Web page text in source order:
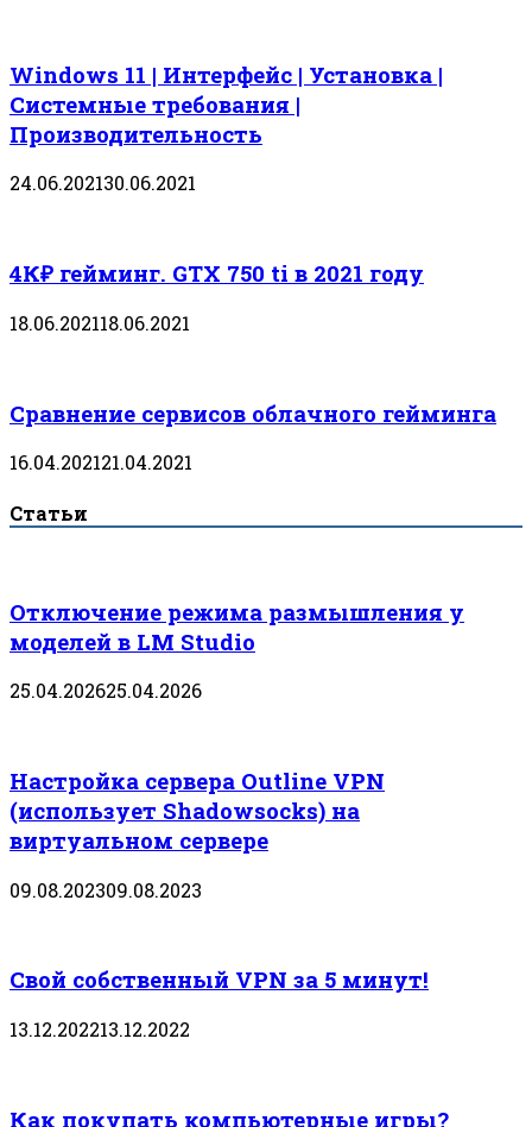
Windows 11 | Интерфейс | Установка |
Системные требования |
Производительность
24.06.202130.06.2021
4К₽ гейминг. GTX 750 ti в 2021 году
18.06.202118.06.2021
Сравнение сервисов облачного гейминга
16.04.202121.04.2021
Статьи
Отключение режима размышления у
моделей в LM Studio
25.04.202625.04.2026
Настройка сервера Outline VPN
(использует Shadowsocks) на
виртуальном сервере
09.08.202309.08.2023
Свой собственный VPN за 5 минут!
13.12.202213.12.2022
Как покупать компьютерные игры?